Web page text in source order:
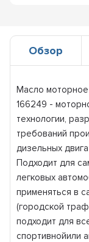
Обзор
Масло моторное
166249 -
технологии,
требований
дизельных
Подходит для
легковых
применяться в
(городской
подходит для
спортивнойили